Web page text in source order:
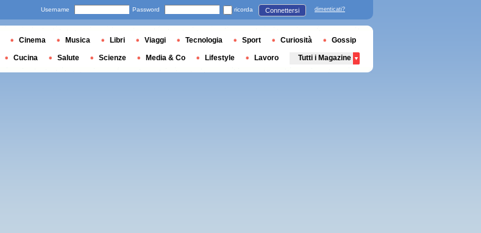
Username Password ricorda Connettersi dimenticati?
Cinema Musica Libri Viaggi Tecnologia Sport Curiosità Gossip
Cucina Salute Scienze Media & Co Lifestyle Lavoro Tutti i Magazine